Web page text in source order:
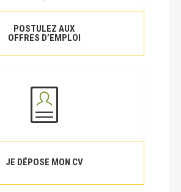
POSTULEZ AUX
OFFRES D’EMPLOI
JE DÉPOSE MON CV